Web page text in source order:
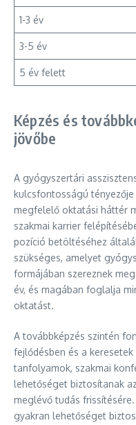
1-3 év
3-5 év
5 év felett
Képzés és
jövőbe
A gyógyszertári
kulcsfontosságú
megfelelő oktatási háttér
szakmai karrier
pozíció betöltéséhez
szükséges, amelyet
formájában szereznek
év, és magában foglalja
oktatást.
A továbbképzés szintén
fejlődésben és a
tanfolyamok, szakmai
lehetőséget biztosítanak
meglévő tudás
gyakran lehetőséget